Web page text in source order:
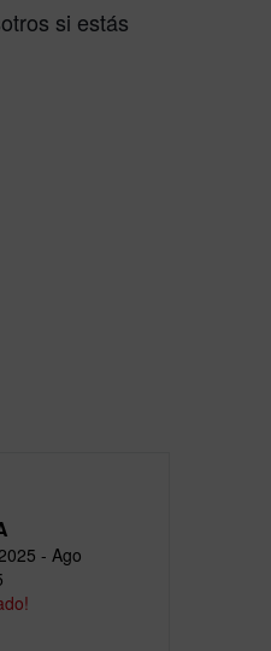
si estás
- Ago